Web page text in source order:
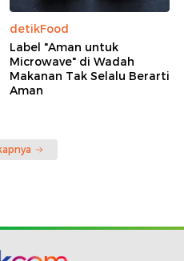
detikFood
Label "Aman untuk
Microwave" di Wadah
Makanan Tak Selalu Berarti
Aman